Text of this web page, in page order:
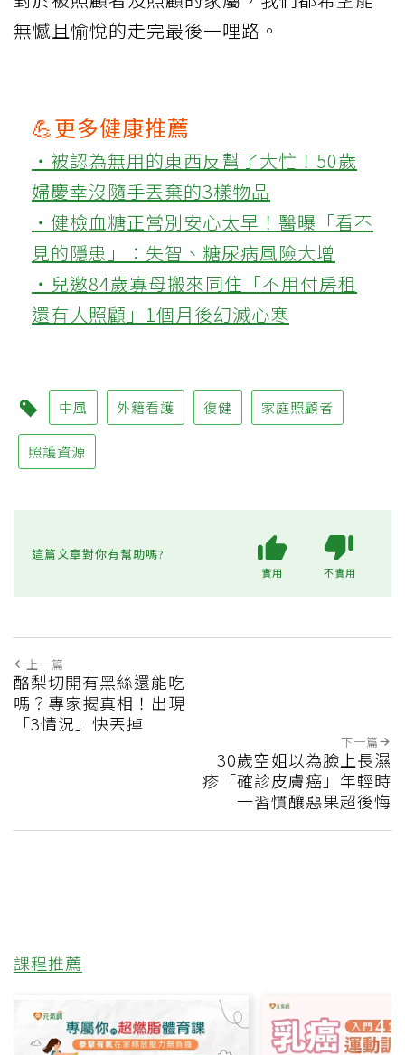
無憾且愉悅的走完最後一哩路。
💪更多健康推薦
‧被認為無用的東西反幫了大忙！50歲
婦慶幸沒隨手丟棄的3樣物品
‧健檢血糖正常別安心太早！醫曝「看不
見的隱患」：失智、糖尿病風險大增
‧兒邀84歲寡母搬來同住「不用付房租
還有人照顧」1個月後幻滅心寒
中風 外籍看護 復健 家庭照顧者
照護資源
這篇文章對你有幫助嗎?
實用 不實用
上一篇
酪梨切開有黑絲還能吃
嗎？專家揭真相！出現
「3情況」快丟掉
下一篇
30歲空姐以為臉上長濕
疹「確診皮膚癌」年輕時
一習慣釀惡果超後悔
課程推薦